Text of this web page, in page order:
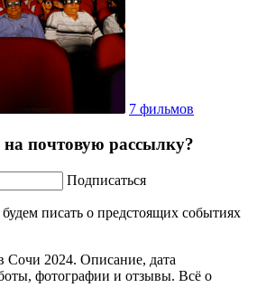
7 фильмов
почтовую рассылку?
Подписаться
писать о предстоящих событиях
Сочи 2024. Описание, дата
фотографии и отзывы. Всё о